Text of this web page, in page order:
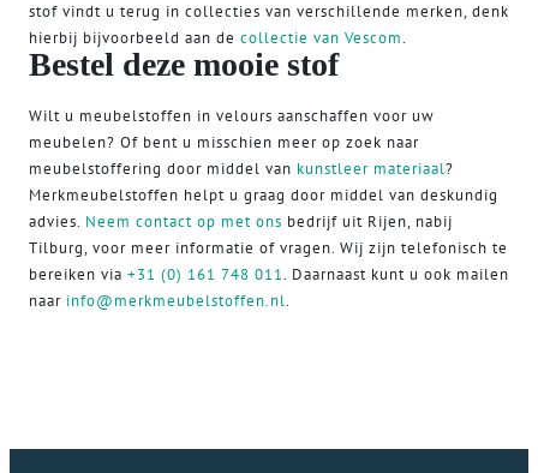
stof vindt u terug in collecties van verschillende merken, denk
hierbij bijvoorbeeld aan de collectie van Vescom.
Bestel deze mooie stof
Wilt u meubelstoffen in velours aanschaffen voor uw
meubelen? Of bent u misschien meer op zoek naar
meubelstoffering door middel van kunstleer materiaal?
Merkmeubelstoffen helpt u graag door middel van deskundig
advies. Neem contact op met ons bedrijf uit Rijen, nabij
Tilburg, voor meer informatie of vragen. Wij zijn telefonisch te
bereiken via +31 (0) 161 748 011. Daarnaast kunt u ook mailen
naar info@merkmeubelstoffen.nl.